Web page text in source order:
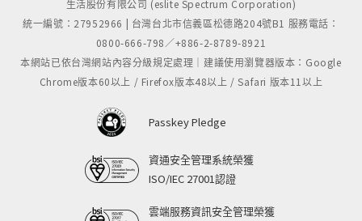
生活股份有限公司 (eslite Spectrum Corporation)
統一編號：27952966 | 台灣台北市信義區松德路204號B1 服務電話：
0800-666-798／+886-2-8789-8921
本網站已依台灣網站內容分級規定處理｜建議使用瀏覽器版本：Google
Chrome版本60以上 / Firefox版本48以上 / Safari 版本11以上
Passkey Pledge
資通安全管理系統榮獲
ISO/IEC 27001認證
雲端服務資訊安全管理榮獲